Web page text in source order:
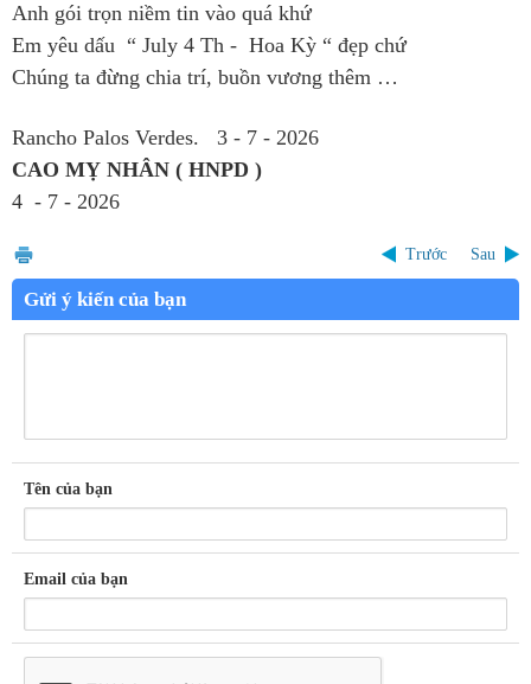
Anh gói trọn niềm tin vào quá khứ
Em yêu dấu “ July 4 Th - Hoa Kỳ “ đẹp chứ
Chúng ta đừng chia trí, buồn vương thêm …
Rancho Palos Verdes. 3 - 7 - 2026
CAO MỴ NHÂN ( HNPD )
4 - 7 - 2026
Trước Sau
Gửi ý kiến của bạn
Tên của bạn
Email của bạn